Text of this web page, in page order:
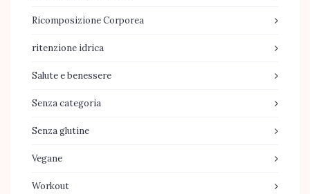
Ricomposizione Corporea
ritenzione idrica
Salute e benessere
Senza categoria
Senza glutine
Vegane
Workout